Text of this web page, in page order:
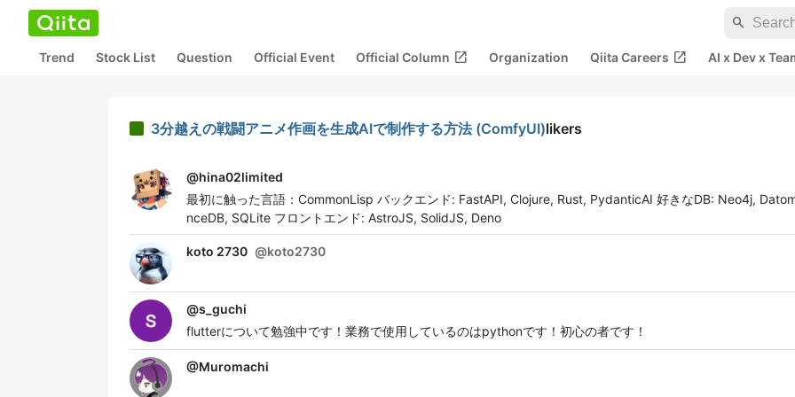
search
Trend Stock List Question Official Event Official Column open_in_new Organization Qiita Careers open_in_new AI x Dev x
3分越えの戦闘アニメ作画を生成AIで制作する方法 (ComfyUI)likers
@hina02limited
最初に触った言語：CommonLisp バックエンド: FastAPI, Clojure, Rust, PydanticAI 好きなDB: Neo4j,
nceDB, SQLite フロントエンド: AstroJS, SolidJS, Deno
koto 2730 @koto2730
@s_guchi
flutterについて勉強中です！業務で使用しているのはpythonです！初心の者です！
@Muromachi